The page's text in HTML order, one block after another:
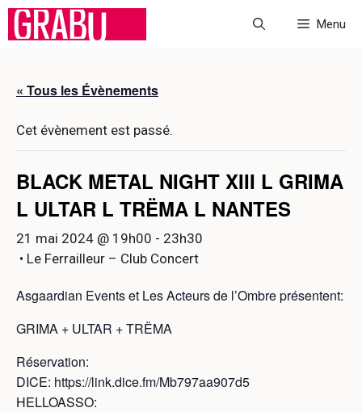
Aller
Menu
« Tous les Évènements
Cet évènement est passé.
BLACK METAL NIGHT XIII L GRIMA
L ULTAR L TRËMA L NANTES
21 mai 2024 @ 19h00 - 23h30
• Le Ferrailleur – Club Concert
Asgaardian Events et Les Acteurs de l’Ombre présentent:
GRIMA + ULTAR + TRËMA
Réservation:
DICE: https://link.dice.fm/Mb797aa907d5
HELLOASSO: